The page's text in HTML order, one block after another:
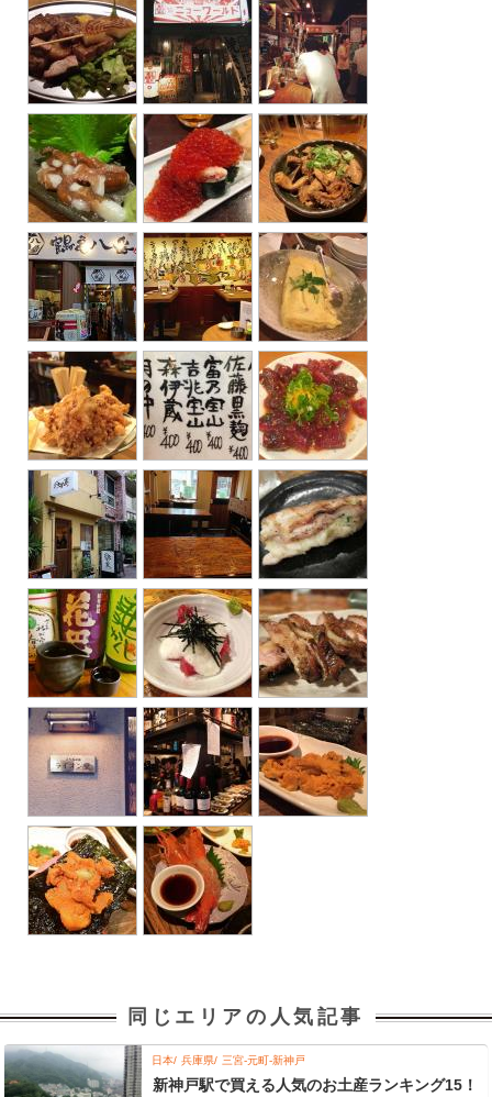
同じエリアの人気記事
日本 兵庫県 三宮-元町-新神戸
新神戸駅で買える人気のお土産ランキング15！